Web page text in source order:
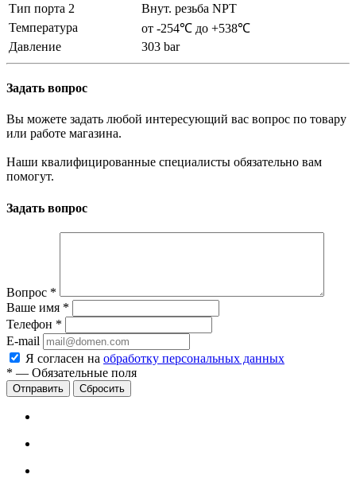
Тип порта 2
Внут. резьба NPT
Температура
от -254℃ до +538℃
Давление
303 bar
Задать вопрос
Вы можете задать любой интересующий вас вопрос по товару
или работе магазина.
Наши квалифицированные специалисты обязательно вам
помогут.
Задать вопрос
Вопрос *
Ваше имя *
Телефон *
E-mail
Я согласен на обработку персональных данных
* — Обязательные поля
Сбросить